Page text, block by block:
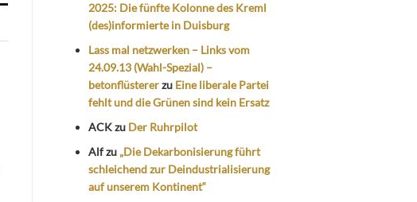
2025: Die fünfte Kolonne des Kreml
(des)informierte in Duisburg
Lass mal netzwerken – Links vom
24.09.13 (Wahl-Spezial) –
betonflüstererzu Eine liberale Partei
fehlt und die Grünen sind kein Ersatz
ACKzu Der Ruhrpilot
Alfzu „Die Dekarbonisierung führt
schleichend zur Deindustrialisierung
auf unserem Kontinent“